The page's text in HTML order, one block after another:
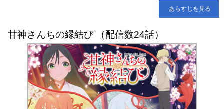
あらすじを見る
甘神さんちの縁結び （配信数24話）